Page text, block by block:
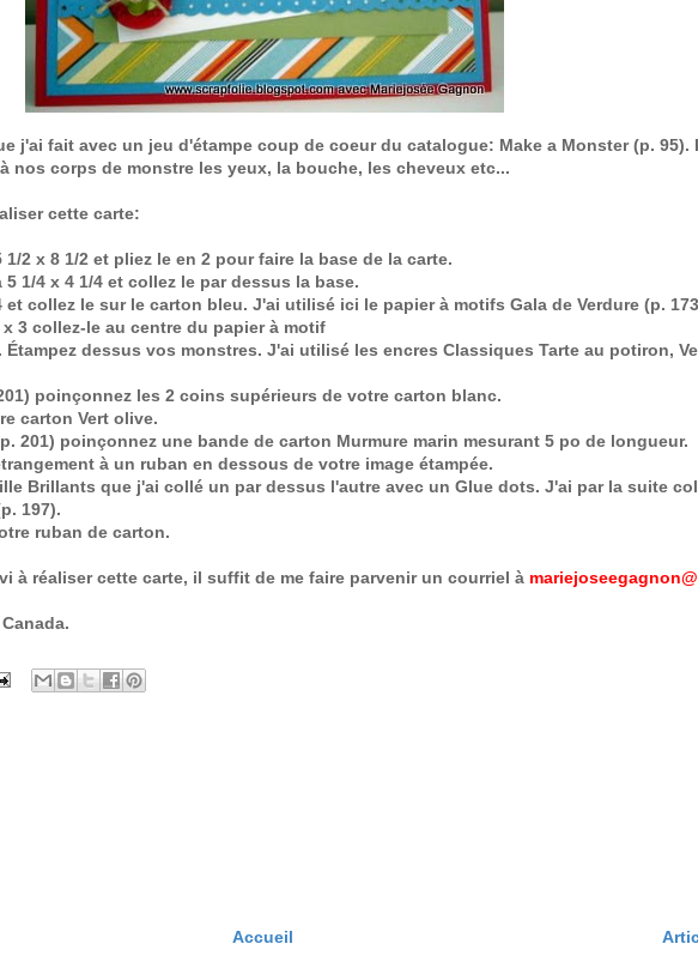
j'ai fait avec un jeu d'étampe coup de coeur du catalogue: Make a Monster (p. 95).
nos corps de monstre les yeux, la bouche, les cheveux etc...
cette carte:
2 x 8 1/2 et pliez le en 2 pour faire la base de la carte.
1/4 x 4 1/4 et collez le par dessus la base.
et collez le sur le carton bleu. J'ai utilisé ici le papier à motifs Gala de Verdure (p.
3 collez-le au centre du papier à motif
dessus vos monstres. J'ai utilisé les encres Classiques Tarte au potiron,
poinçonnez les 2 coins supérieurs de votre carton blanc.
carton Vert olive.
201) poinçonnez une bande de carton Murmure marin mesurant 5 po de longueur.
à un ruban en dessous de votre image étampée.
Brillants que j'ai collé un par dessus l'autre avec un Glue dots. J'ai par la suite
197).
ruban de carton.
à réaliser cette carte, il suffit de me faire parvenir un courriel à
Accueil